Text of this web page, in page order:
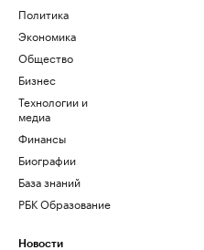
Политика
Экономика
Общество
Бизнес
Технологии и
медиа
Финансы
Биографии
База знаний
РБК Образование
Новости